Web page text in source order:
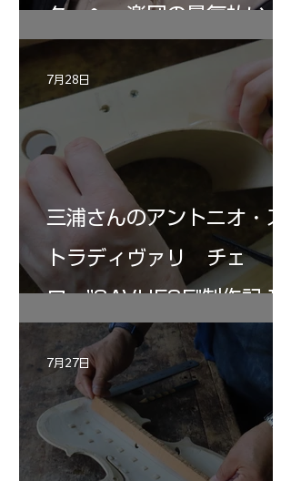
ターヘー楽団の暑気払い
三浦さんのアントニオ・ス
トラディヴァリ チェ
ロ ”SAVUESE"制作記１2
7月28日
7月27日